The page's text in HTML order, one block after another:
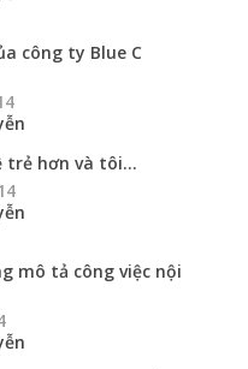
công ty Blue C
trẻ hơn và tôi...
mô tả công việc nội